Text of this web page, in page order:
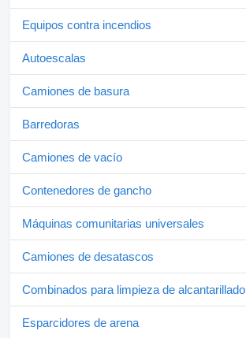
Equipos contra incendios
Autoescalas
Camiones de basura
Barredoras
Camiones de vacío
Contenedores de gancho
Máquinas comunitarias universales
Camiones de desatascos
Combinados para limpieza de alcantarillado
Esparcidores de arena